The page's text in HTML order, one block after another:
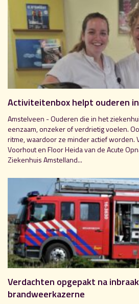
Activiteitenbox helpt ouderen
Amstelveen - Ouderen die in het
eenzaam, onzeker of verdrietig voelen.
ritme, waardoor ze minder actief worden.
Voorhout en Floor Heida van de Acute
Ziekenhuis Amstelland...
Verdachten opgepakt na
brandweerkazerne